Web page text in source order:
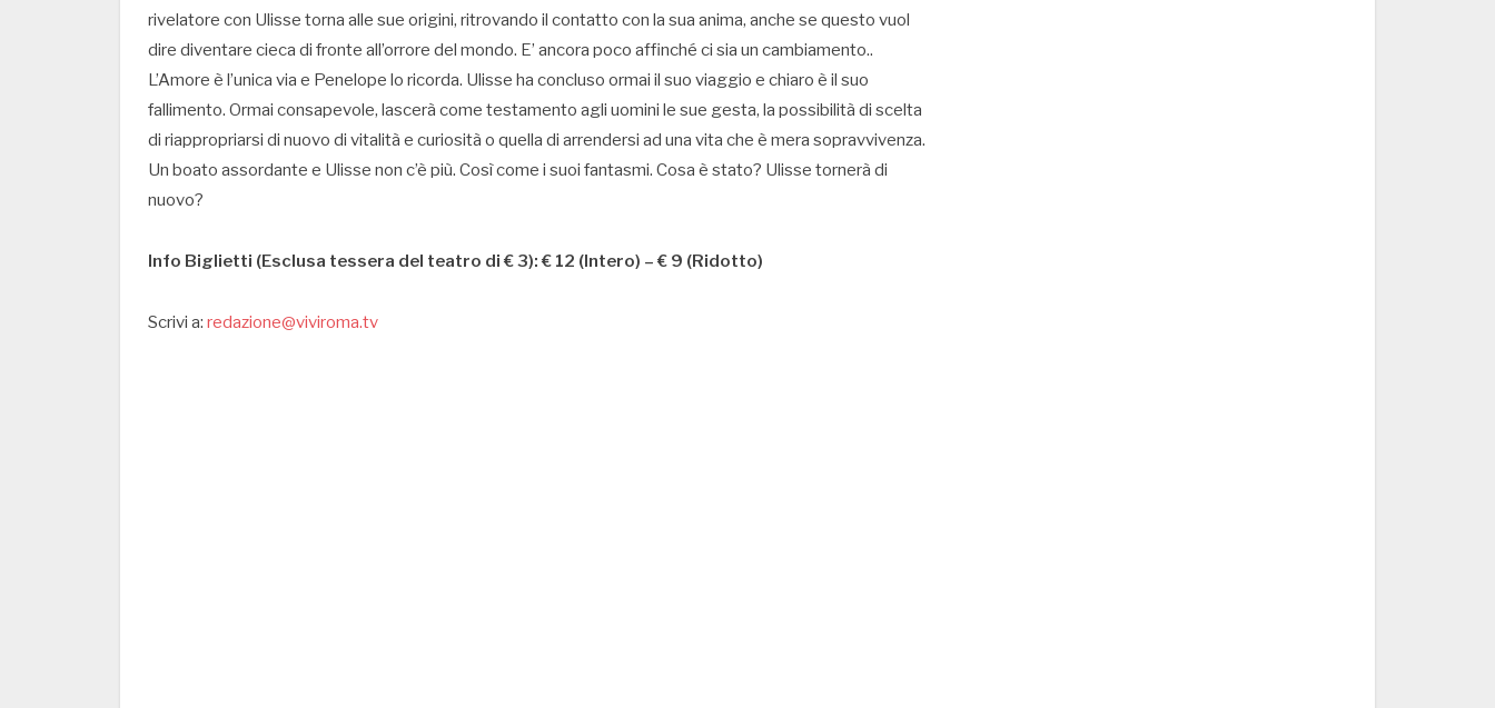
rivelatore con Ulisse torna alle sue origini, ritrovando il contatto con la sua anima, anche se questo vuol
dire diventare cieca di fronte all’orrore del mondo. E’ ancora poco affinché ci sia un cambiamento..
L’Amore è l’unica via e Penelope lo ricorda. Ulisse ha concluso ormai il suo viaggio e chiaro è il suo
fallimento. Ormai consapevole, lascerà come testamento agli uomini le sue gesta, la possibilità di scelta
di riappropriarsi di nuovo di vitalità e curiosità o quella di arrendersi ad una vita che è mera sopravvivenza.
Un boato assordante e Ulisse non c’è più. Così come i suoi fantasmi. Cosa è stato? Ulisse tornerà di
nuovo?
Info Biglietti (Esclusa tessera del teatro di € 3): € 12 (Intero) – € 9 (Ridotto)
Scrivi a: redazione@viviroma.tv